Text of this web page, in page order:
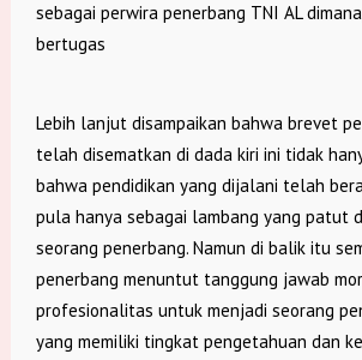
sebagai perwira penerbang TNI AL
bertugas
Lebih lanjut disampaikan bahwa brevet
telah disematkan di dada kiri ini tidak
bahwa pendidikan yang dijalani telah
pula hanya sebagai lambang yang patut
seorang penerbang. Namun di balik itu
penerbang menuntut tanggung jawab
profesionalitas untuk menjadi seorang
yang memiliki tingkat pengetahuan dan